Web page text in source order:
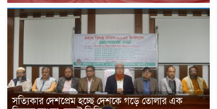
সত্যিকার দেশপ্রেম হচ্ছে দেশকে গড়ে তোলার এক